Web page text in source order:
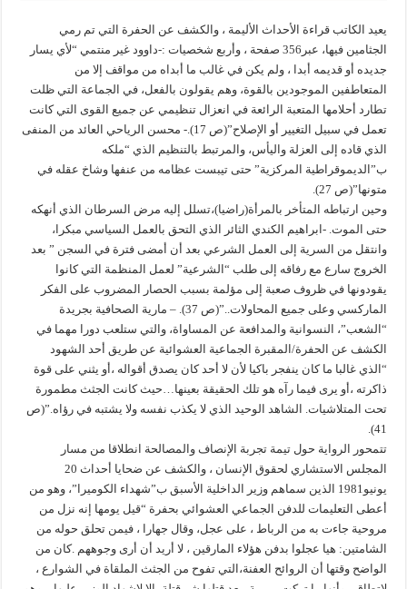
يعيد الكاتب قراءة الأحداث الأليمة ، والكشف عن الحفرة التي تم رمي
الجثامين فيها، عبر356 صفحة ، وأربع شخصيات :-داوود غير منتمي “لأي يسار
جديده أو قديمه أبدا ، ولم يكن في غالب ما أبداه من مواقف إلا من
المتعاطفين الموجودين بالقوة، وهم يقولون بالفعل، في الجماعة التي ظلت
تطارد أحلامها المتعبة الرائعة في انعزال تنظيمي عن جميع القوى التي كانت
تعمل في سبيل التغيير أو الإصلاح”(ص 17).- محسن الرياحي العائد من المنفى
الذي قاده إلى العزلة واليأس، والمرتبط بالتنظيم الذي “ملكه
ب”الديموقراطية المركزية” حتى تيبست عظامه من عنفها وشاخ عقله في
متونها”(ص 27).
وحين ارتباطه المتأخر بالمرأة(راضيا)،تسلل إليه مرض السرطان الذي أنهكه
حتى الموت. -ابراهيم الكندي الثائر الذي التحق بالعمل السياسي مبكرا،
وانتقل من السرية إلى العمل الشرعي بعد أن أمضى فترة في السجن ” بعد
الخروج سارع مع رفاقه إلى طلب “الشرعية” لعمل المنظمة التي كانوا
يقودونها في ظروف صعبة إلى مؤلمة بسبب الحصار المضروب على الفكر
الماركسي وعلى جميع المحاولات..”(ص 37). – مارية الصحافية بجريدة
“الشعب”، النسوانية والمدافعة عن المساواة، والتي ستلعب دورا مهما في
الكشف عن الحفرة/المقبرة الجماعية العشوائية عن طريق أحد الشهود
“الذي غالبا ما كان ينفجر باكيا لأن لا أحد كان يصدق أقواله ،أو يثني على قوة
ذاكرته ،أو يرى فيما رآه هو تلك الحقيقة بعينها…حيث كانت الجثث مطمورة
تحت المتلاشيات. الشاهد الوحيد الذي لا يكذب نفسه ولا يشتبه في رؤاه.”(ص
41).
تتمحور الرواية حول تيمة تجربة الإنصاف والمصالحة انطلاقا من مسار
المجلس الاستشاري لحقوق الإنسان ، والكشف عن ضحايا أحداث 20
يونيو1981 الذين سماهم وزير الداخلية الأسبق ب”شهداء الكوميرا”، وهو من
أعطى التعليمات للدفن الجماعي العشوائي بحفرة “قيل يومها إنه نزل من
مروحية جاءت به من الرباط ، على عجل، وقال جهارا ، فيمن تحلق حوله من
الشامتين: هيا عجلوا بدفن هؤلاء المارقين ، لا أريد أن أرى وجوههم .كان من
الواضح وقتها أن الروائح العفنة،التي تفوح من الجثث الملقاة في الشوارع ،